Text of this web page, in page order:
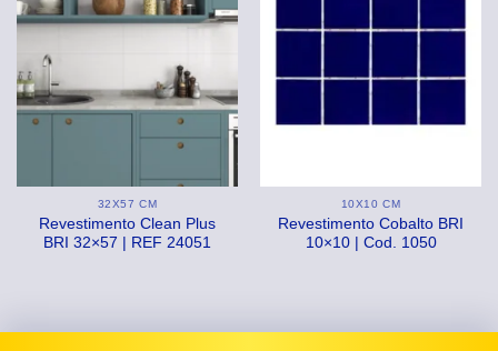
32X57 CM
Revestimento Clean Plus
BRI 32×57 | REF 24051
10X10 CM
Revestimento Cobalto BRI
10×10 | Cod. 1050